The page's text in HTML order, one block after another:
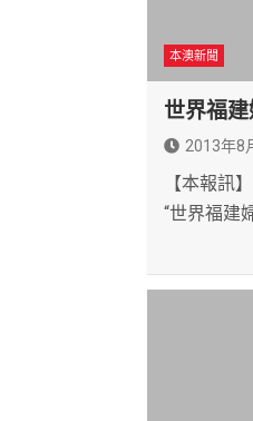
本澳新聞
世界福
2013年8
【本報訊
“世界福建